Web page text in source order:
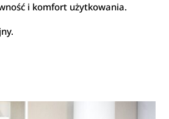
i komfort użytkowania.